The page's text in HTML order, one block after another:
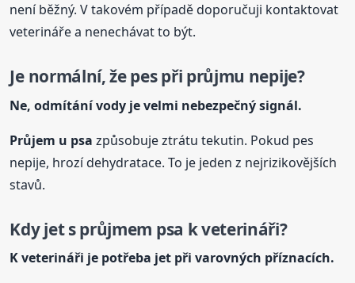
není běžný. V takovém případě doporučuji kontaktovat
veterináře a nenechávat to být.
Je normální, že pes při průjmu nepije?
Ne, odmítání vody je velmi nebezpečný signál.
Průjem u psa způsobuje ztrátu tekutin. Pokud pes
nepije, hrozí dehydratace. To je jeden z nejrizikovějších
stavů.
Kdy jet s průjmem psa k veterináři?
K veterináři je potřeba jet při varovných příznacích.